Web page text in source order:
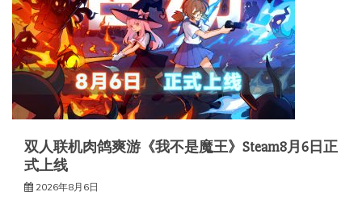
双人联机肉鸽爽游《我不是魔王》Steam8月6日正
式上线
2026年8月6日